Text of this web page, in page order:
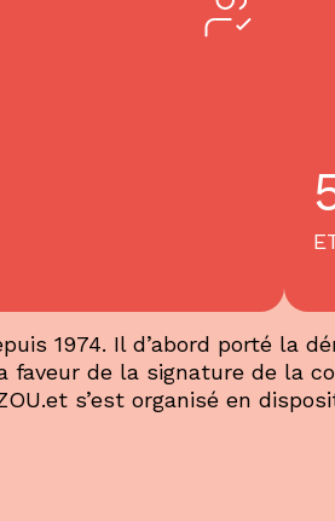
1974. Il d’abord porté la
de la signature de la
s’est organisé en